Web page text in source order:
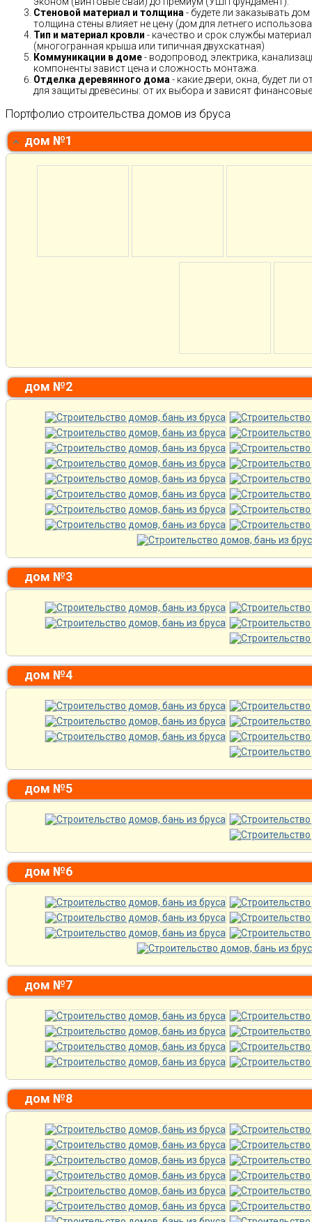
Стеновой материал и толщина - будете ли заказывать
толщина стены влияет не цену (дом для летнего
Тип и материал кровли - качество и срок службы
(многогранная крыша или типичная двухскатная)
Коммуникации в доме- водопровод, электрика,
компоненты завист цена и сложность монтажа.
Отделка деревянного дома - какие двери, окна, будет
для защиты древесины: от их выбора и зависят
Портфолио строительства домов из бруса
дом №1
дом №2
дом №3
дом №4
дом №5
дом №6
дом №7
дом №8